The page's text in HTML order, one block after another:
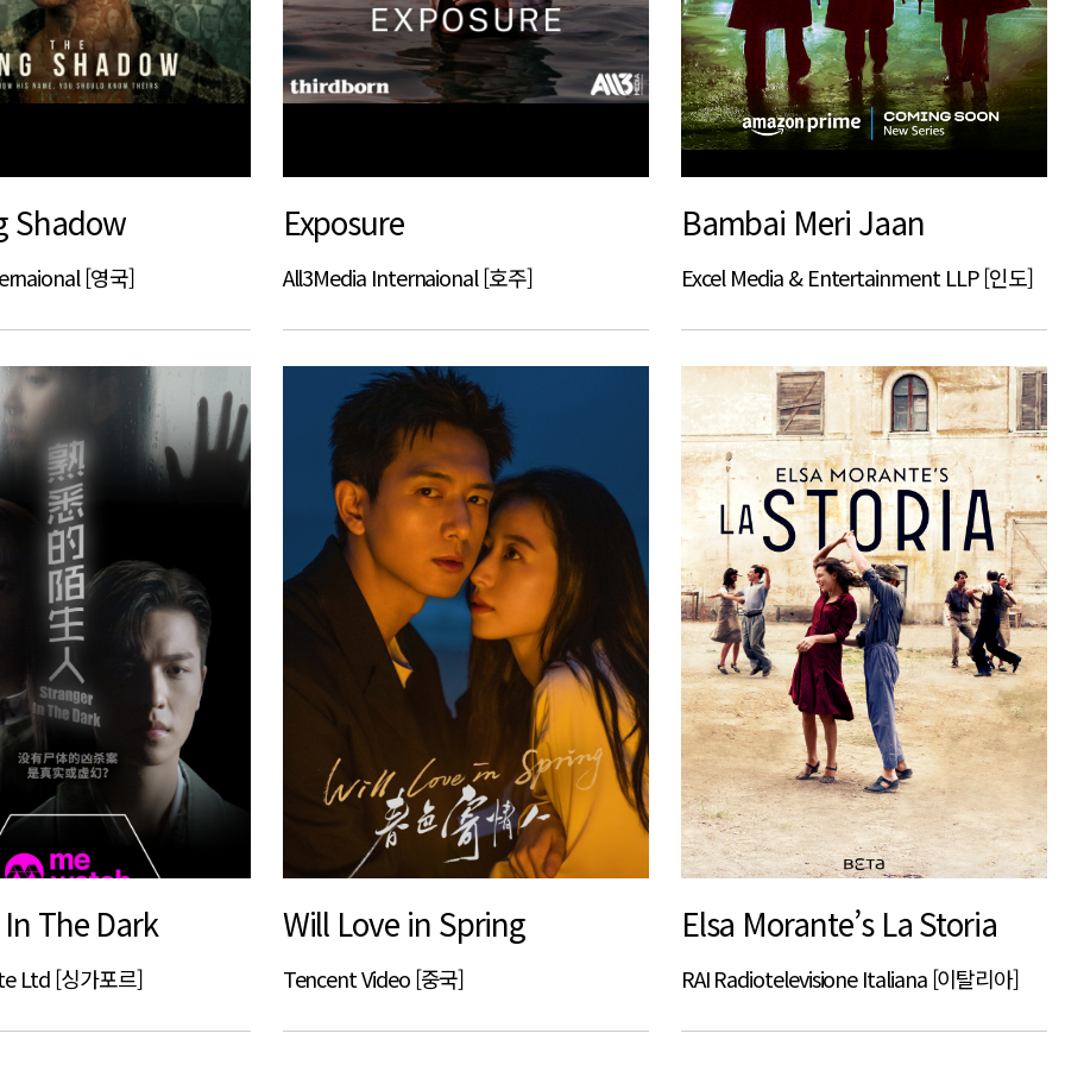
Shadow
[영국]
Exposure
All3Media Internaional [호주]
Bambai Meri Jaan
Excel Media & Entertainment LLP [인도]
The Dark
Ltd [싱가포르]
Will Love in Spring
Tencent Video [중국]
Elsa Morante’s La Storia
RAI Radiotelevisione Italiana [이탈리아]